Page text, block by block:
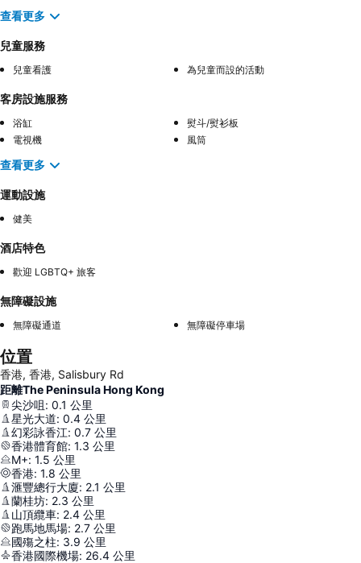
查看更多
兒童服務
兒童看護 為兒童而設的活動
客房設施服務
浴缸
熨斗/熨衫板
電視機
風筒
查看更多
運動設施
健美
酒店特色
歡迎 LGBTQ+ 旅客
無障礙設施
無障礙通道 無障礙停車場
位置
香港, 香港, Salisbury Rd
距離The Peninsula Hong Kong
尖沙咀: 0.1 公里
星光大道: 0.4 公里
幻彩詠香江: 0.7 公里
香港體育館: 1.3 公里
M+: 1.5 公里
香港: 1.8 公里
滙豐總行大廈: 2.1 公里
蘭桂坊: 2.3 公里
山頂纜車: 2.4 公里
跑馬地馬場: 2.7 公里
國殤之柱: 3.9 公里
香港國際機場: 26.4 公里